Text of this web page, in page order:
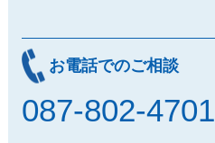
お電話でのご相談
087-802-4701